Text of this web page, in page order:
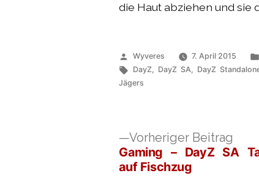
die Haut abziehen und sie
Veröffentlicht
von
Wyveres 7. April 2015
Schlagwörter:
DayZ, DayZ SA, DayZ
Jägers
Beitragsnavigation
Vorheriger Beitrag
Gaming – DayZ SA
auf Fischzug